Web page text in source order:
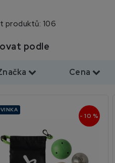
produktů: 106
podle
Cena
- 10 %